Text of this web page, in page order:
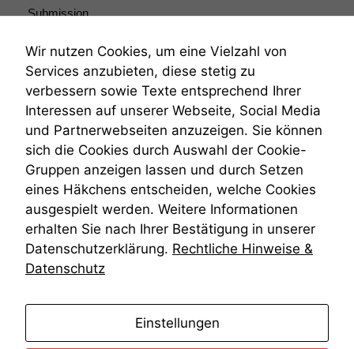
Submission
Teilungsklage
Venezuela
VRK
Wiederherstellungsanordnung
Zivilprozessordnung
ZPO
Zustellfiktion
Zuständigkeit
Öffentliches Personalrecht
Öffentlichkeitsprinzip
Wir nutzen Cookies, um eine Vielzahl von
Services anzubieten, diese stetig zu
verbessern sowie Texte entsprechend Ihrer
Interessen auf unserer Webseite, Social Media
und Partnerwebseiten anzuzeigen. Sie können
sich die Cookies durch Auswahl der Cookie-
Gruppen anzeigen lassen und durch Setzen
eines Häkchens entscheiden, welche Cookies
ausgespielt werden. Weitere Informationen
erhalten Sie nach Ihrer Bestätigung in unserer
Datenschutzerklärung. Rechtliche Hinweise &
Datenschutz
Einstellungen